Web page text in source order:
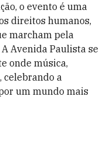
o evento é uma
direitos humanos,
marcham pela
Avenida Paulista se
onde música,
celebrando a
um mundo mais